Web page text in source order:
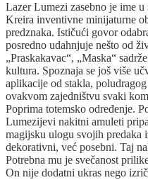
Lazer Lumezi zasebno je ime
Kreira inventivne minijaturne
predznaka. Ističući govor
posredno udahnjuje nešto od
„Praskakavac“, „Maska“
kultura. Spoznaja se još više
aplikacije od stakla,
ovakvom zajedništvu svaki
Poprima totemsko određenje.
Lumezijevi nakitni amuleti
magijsku ulogu svojih predaka
dekorativni, već posebni. Taj
Potrebna mu je svečanost
On nije dodatni ukras nego